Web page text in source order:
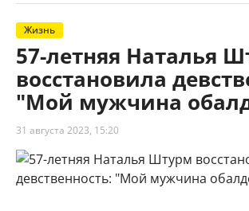
Жизнь
57-летняя Наталья
восстановила
"Мой мужчина
31 августа 2023, 15:20